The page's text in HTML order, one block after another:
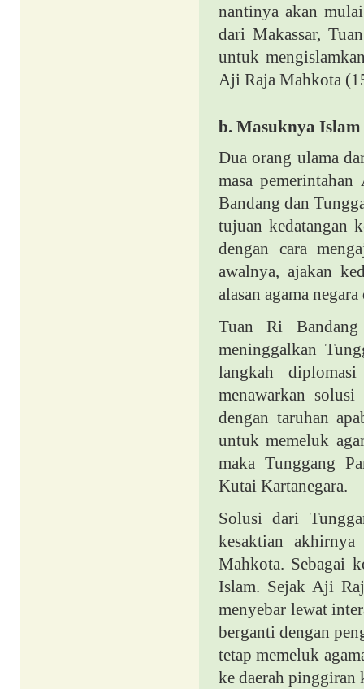
nantinya akan
dari Makassar,
untuk
Aji Raja Mahkota
b. Masuknya
Dua orang ulama
masa
Bandang dan
tujuan kedatangan
dengan cara
awalnya, ajakan
alasan agama
Tuan Ri
meninggalkan
langkah
menawarkan
dengan taruhan
untuk memeluk
maka Tunggang
Kutai Kartanegara.
Solusi dari
kesaktian akhirnya
Mahkota. Sebagai
Islam. Sejak Aji
menyebar lewat
berganti dengan
tetap memeluk
ke daerah